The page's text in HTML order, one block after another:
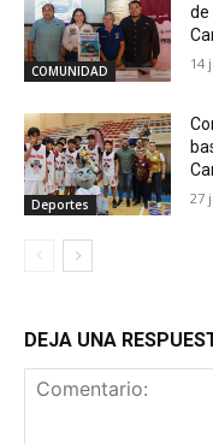
COMUNIDAD
de
14
Deportes 27
DEJA UNA